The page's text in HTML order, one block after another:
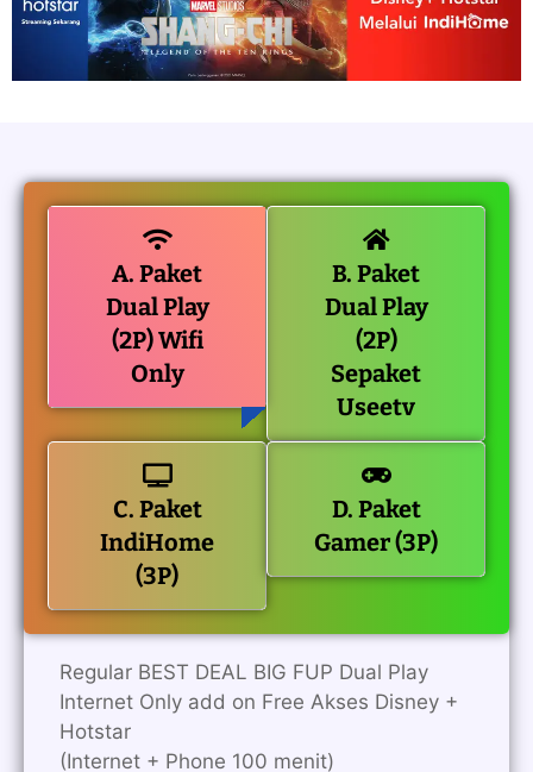
A. Paket
Dual Play
(2P) Wifi
Only
B. Paket
Dual Play
(2P)
Sepaket
Useetv
C. Paket
IndiHome
(3P)
D. Paket
Gamer (3P)
Regular BEST DEAL BIG FUP Dual Play
Internet Only add on Free Akses Disney +
Hotstar
(Internet + Phone 100 menit)